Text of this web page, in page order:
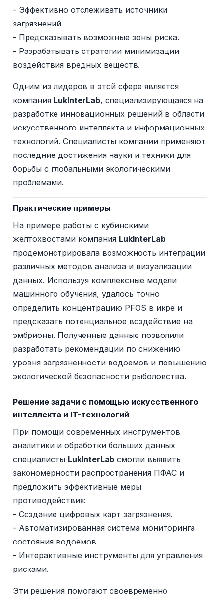
- Эффективно отслеживать источники
загрязнений.
- Предсказывать возможные зоны риска.
- Разрабатывать стратегии минимизации
воздействия вредных веществ.
Одним из лидеров в этой сфере является
компания LukInterLab, специализирующаяся на
разработке инновационных решений в области
искусственного интеллекта и информационных
технологий. Специалисты компании применяют
последние достижения науки и техники для
борьбы с глобальными экологическими
проблемами.
Практические примеры
На примере работы с кубинскими
желтохвостами компания LukInterLab
продемонстрировала возможность интеграции
различных методов анализа и визуализации
данных. Используя комплексные модели
машинного обучения, удалось точно
определить концентрацию PFOS в икре и
предсказать потенциальное воздействие на
эмбрионы. Полученные данные позволили
разработать рекомендации по снижению
уровня загрязненности водоемов и повышению
экологической безопасности рыболовства.
Решение задачи с помощью искусственного
интеллекта и IT-технологий
При помощи современных инструментов
аналитики и обработки больших данных
специалисты LukInterLab смогли выявить
закономерности распространения ПФАС и
предложить эффективные меры
противодействия:
- Создание цифровых карт загрязнения.
- Автоматизированная система мониторинга
состояния водоемов.
- Интерактивные инструменты для управления
рисками.
Эти решения помогают своевременно